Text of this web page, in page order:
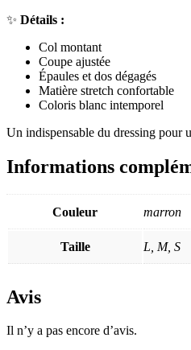
✨ Détails :
Col montant
Coupe ajustée
Épaules et dos dégagés
Matière stretch confortable
Coloris blanc intemporel
Un indispensable du dressing pour
Informations
Couleur marron
Taille L, M, S
Avis
Il n’y a pas encore d’avis.